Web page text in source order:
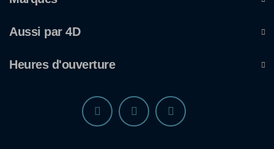
Aussi par 4D
Heures d'ouverture